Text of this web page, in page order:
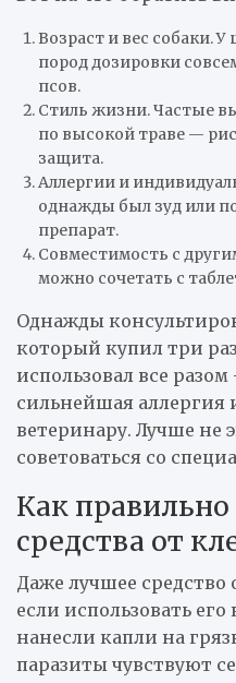
Возраст и вес собаки.
пород дозировки
псов.
Стиль жизни. Частые
по высокой траве —
защита.
Аллергии и
однажды был зуд или
препарат.
Совместимость с
можно сочетать с
Однажды
который купил три
использовал все
сильнейшая аллергия
ветеринару. Лучше не
советоваться со
Как
средства от
Даже лучшее средство
если использовать
нанесли капли на
паразиты чувствуют